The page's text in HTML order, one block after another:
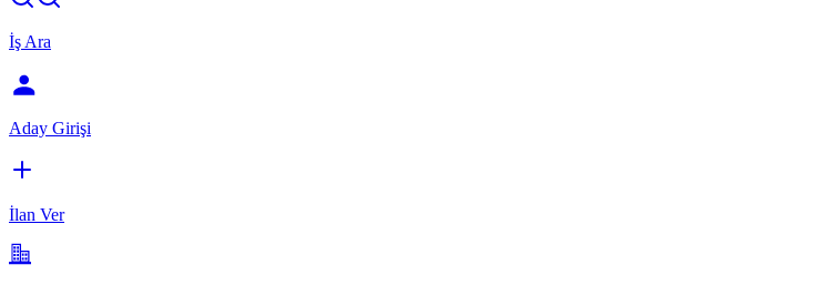
İş Ara
Aday Girişi
İlan Ver